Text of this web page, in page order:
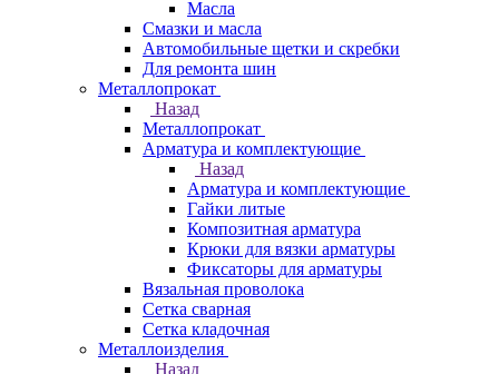
Масла
Смазки и масла
Автомобильные щетки и скребки
Для ремонта шин
Металлопрокат
Назад
Металлопрокат
Арматура и комплектующие
Назад
Арматура и комплектующие
Гайки литые
Композитная арматура
Крюки для вязки арматуры
Фиксаторы для арматуры
Вязальная проволока
Сетка сварная
Сетка кладочная
Металлоизделия
Назад